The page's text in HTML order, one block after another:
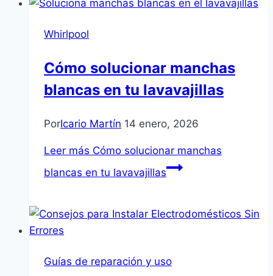
Whirlpool
Cómo solucionar manchas
blancas en tu lavavajillas
PorIcario Martín 14 enero, 2026
Leer más Cómo solucionar manchas
blancas en tu lavavajillas
Guías de reparación y uso